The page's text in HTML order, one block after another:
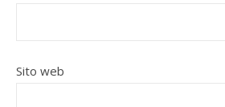
Sito web